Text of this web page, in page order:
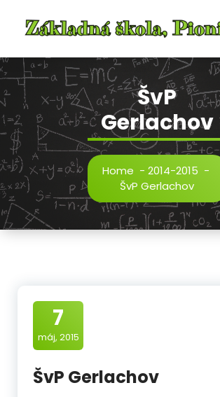
content
ŠvP
Gerlachov
Home - 2014-2015 -
ŠvP Gerlachov
7
máj, 2015
ŠvP Gerlachov